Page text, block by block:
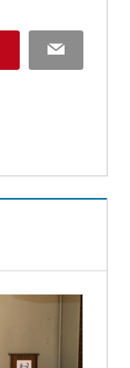
Pinterest Email